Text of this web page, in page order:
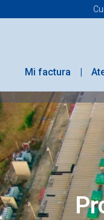
Mi factura